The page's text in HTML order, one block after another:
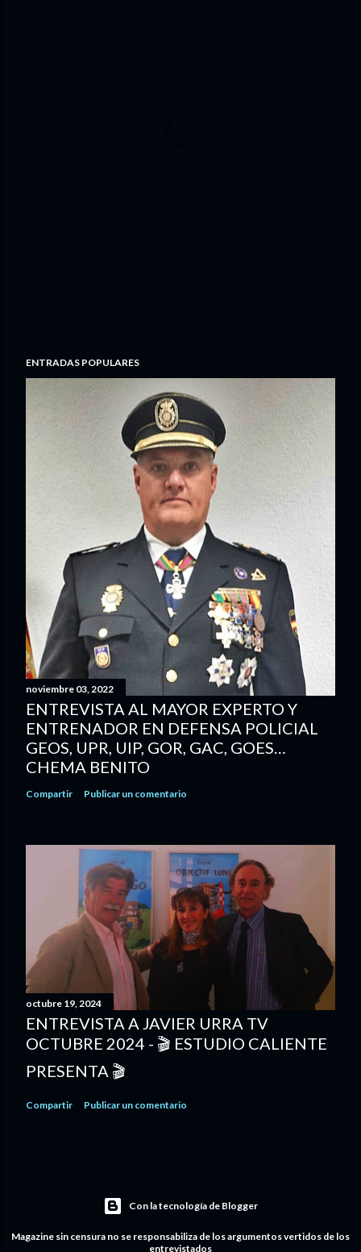
ENTRADAS POPULARES
noviembre 03, 2022
ENTREVISTA AL MAYOR EXPERTO Y
ENTRENADOR EN DEFENSA POLICIAL
GEOS, UPR, UIP, GOR, GAC, GOES…
CHEMA BENITO
Compartir Publicar un comentario
octubre 19, 2024
ENTREVISTA A JAVIER URRA TV
OCTUBRE 2024 - 🎬 ESTUDIO CALIENTE
PRESENTA 🎬
Compartir Publicar un comentario
Con la tecnología de Blogger
Magazine sin censura no se responsabiliza de los argumentos vertidos de los
entrevistados